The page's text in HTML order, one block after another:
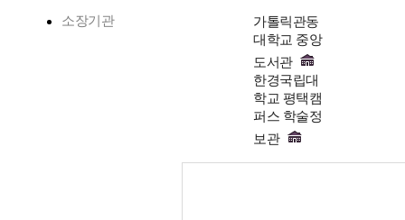
소장기관
가톨릭관동
대학교 중앙
도서관
한경국립대
학교 평택캠
퍼스 학술정
보관